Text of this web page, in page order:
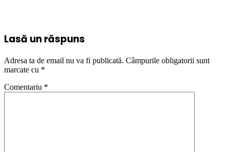
Lasă un răspuns
Adresa ta de email nu va fi publicată. Câmpurile obligatorii sunt
marcate cu *
Comentariu *